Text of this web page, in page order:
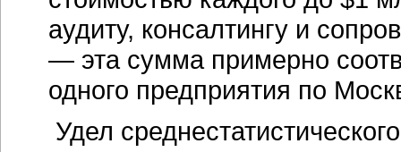
аудиту, консалтингу и
— эта сумма примерно
одного предприятия по
Удел